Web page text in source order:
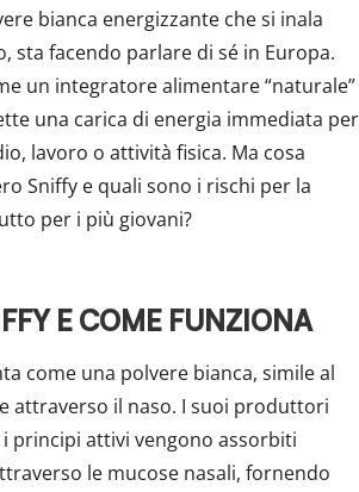
bianca energizzante che si inala
sta facendo parlare di sé in Europa.
un integratore alimentare “naturale”
una carica di energia immediata per
lavoro o attività fisica. Ma cosa
Sniffy e quali sono i rischi per la
per i più giovani?
E COME FUNZIONA
come una polvere bianca, simile al
attraverso il naso. I suoi produttori
principi attivi vengono assorbiti
le mucose nasali, fornendo